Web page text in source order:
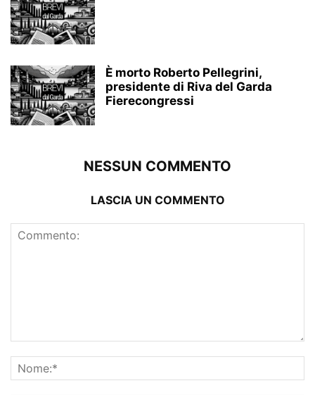
È morto Roberto Pellegrini,
presidente di Riva del Garda
Fierecongressi
NESSUN COMMENTO
LASCIA UN COMMENTO